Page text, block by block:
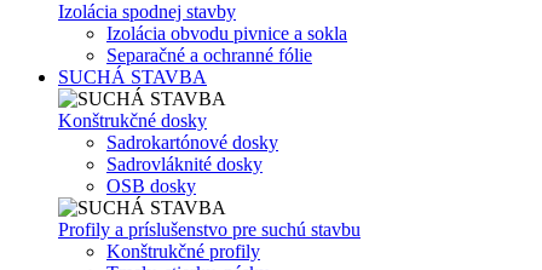
Izolácia spodnej stavby
Izolácia obvodu pivnice a sokla
Separačné a ochranné fólie
SUCHÁ STAVBA
Konštrukčné dosky
Sadrokartónové dosky
Sadrovláknité dosky
OSB dosky
Profily a príslušenstvo pre suchú stavbu
Konštrukčné profily